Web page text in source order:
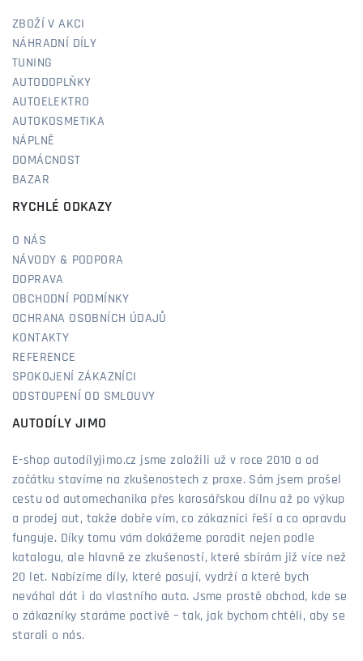
ZBOŽÍ V AKCI
NÁHRADNÍ DÍLY
TUNING
AUTODOPLŇKY
AUTOELEKTRO
AUTOKOSMETIKA
NÁPLNĚ
DOMÁCNOST
BAZAR
RYCHLÉ ODKAZY
O NÁS
NÁVODY & PODPORA
DOPRAVA
OBCHODNÍ PODMÍNKY
OCHRANA OSOBNÍCH ÚDAJŮ
KONTAKTY
REFERENCE
SPOKOJENÍ ZÁKAZNÍCI
ODSTOUPENÍ OD SMLOUVY
AUTODÍLY JIMO
E-shop autodílyjimo.cz jsme založili už v roce 2010 a od
začátku stavíme na zkušenostech z praxe. Sám jsem prošel
cestu od automechanika přes karosářskou dílnu až po výkup
a prodej aut, takže dobře vím, co zákazníci řeší a co opravdu
funguje. Díky tomu vám dokážeme poradit nejen podle
katalogu, ale hlavně ze zkušeností, které sbírám již více než
20 let. Nabízíme díly, které pasují, vydrží a které bych
neváhal dát i do vlastního auta. Jsme prostě obchod, kde se
o zákazníky staráme poctivě – tak, jak bychom chtěli, aby se
starali o nás.